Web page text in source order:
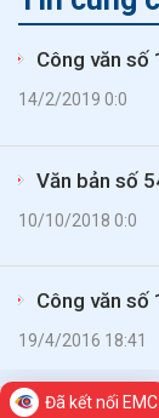
Công văn số
14/2/2019 0:0
Văn bản số
10/10/2018 0:0
Công văn số
19/4/2016 18:41
Đã kết nối EMC